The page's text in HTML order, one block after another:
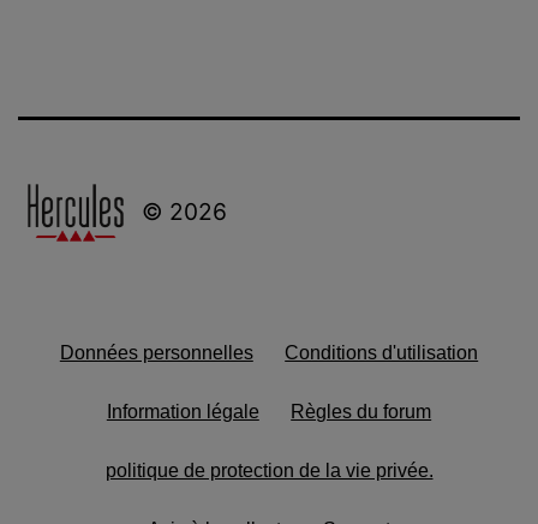
© 2026
Données personnelles Conditions d'utilisation
Information légale Règles du forum
politique de protection de la vie privée.